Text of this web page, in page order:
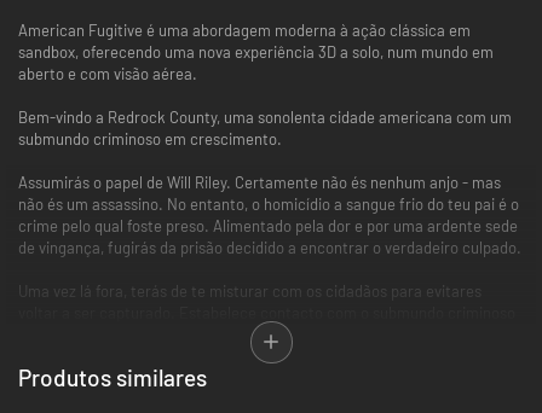
American Fugitive é uma abordagem moderna à ação clássica em
sandbox, oferecendo uma nova experiência 3D a solo, num mundo em
aberto e com visão aérea.
Bem-vindo a Redrock County, uma sonolenta cidade americana com um
submundo criminoso em crescimento.
Assumirás o papel de Will Riley. Certamente não és nenhum anjo - mas
não és um assassino. No entanto, o homicídio a sangue frio do teu pai é o
crime pelo qual foste preso. Alimentado pela dor e por uma ardente sede
de vingança, fugirás da prisão decidido a encontrar o verdadeiro culpado.
Uma vez lá fora, terás de te misturar com os cidadãos para evitares
e mantém-te um passo à frente das malhas da lei.
Decorrendo no Sul profundo durante os anos 80, American Fugitive é uma
Produtos similares